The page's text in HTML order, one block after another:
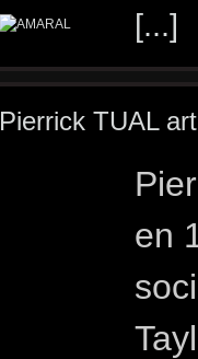
[...]
Pierrick TUAL
en